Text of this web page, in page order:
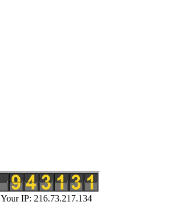
Your IP: 216.73.217.134